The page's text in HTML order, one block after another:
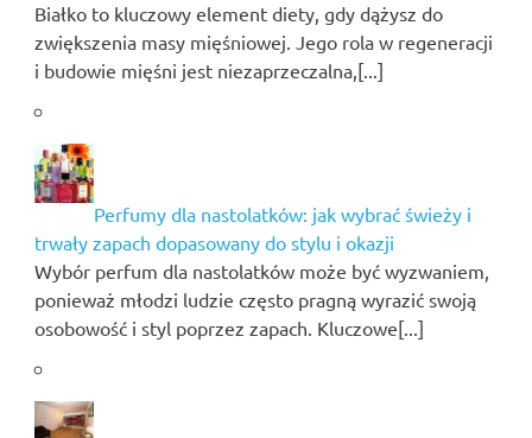
Białko to kluczowy element diety, gdy dążysz do
zwiększenia masy mięśniowej. Jego rola w regeneracji
i budowie mięśni jest niezaprzeczalna,[...]
Perfumy dla nastolatków: jak wybrać świeży i
trwały zapach dopasowany do stylu i okazji
Wybór perfum dla nastolatków może być wyzwaniem,
ponieważ młodzi ludzie często pragną wyrazić swoją
osobowość i styl poprzez zapach. Kluczowe[...]